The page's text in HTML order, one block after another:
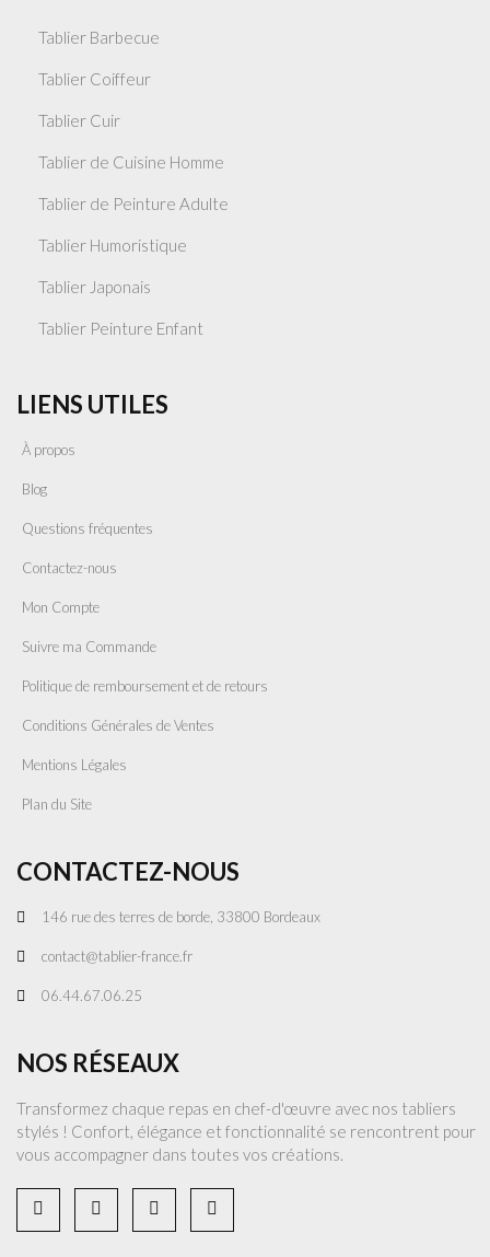
Tablier Barbecue
Tablier Coiffeur
Tablier Cuir
Tablier de Cuisine Homme
Tablier de Peinture Adulte
Tablier Humoristique
Tablier Japonais
Tablier Peinture Enfant
LIENS UTILES
À propos
Blog
Questions fréquentes
Contactez-nous
Mon Compte
Suivre ma Commande
Politique de remboursement et de retours
Conditions Générales de Ventes
Mentions Légales
Plan du Site
CONTACTEZ-NOUS
146 rue des terres de borde, 33800 Bordeaux
contact@tablier-france.fr
06.44.67.06.25
NOS RÉSEAUX
Transformez chaque repas en chef-d'œuvre avec nos tabliers
stylés ! Confort, élégance et fonctionnalité se rencontrent pour
vous accompagner dans toutes vos créations.